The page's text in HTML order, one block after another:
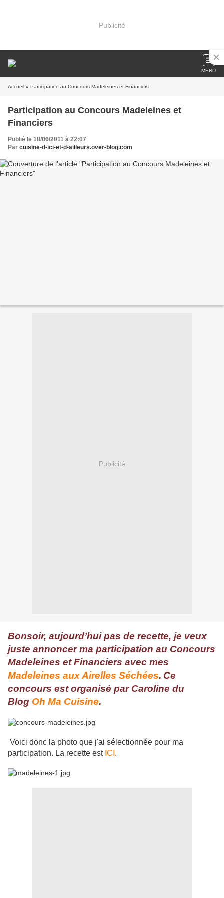
Publicité
MENU
Accueil » Participation au Concours Madeleines et Financiers
Participation au Concours Madeleines et
Financiers
Publié le 18/06/2011 à 22:07
Par cuisine-d-ici-et-d-ailleurs.over-blog.com
Publicité
Bonsoir, aujourd’hui pas de recette, je veux
juste annoncer ma participation au Concours
Madeleines et Financiers avec mes
Madeleines aux Airelles Séchées. Ce
concours est organisé par Caroline du
Blog Oh Ma Cuisine.
Voici donc la photo que j'ai sélectionnée pour ma
participation. La recette est ICI .